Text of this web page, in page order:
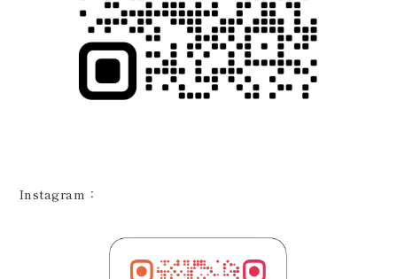
Instagram：